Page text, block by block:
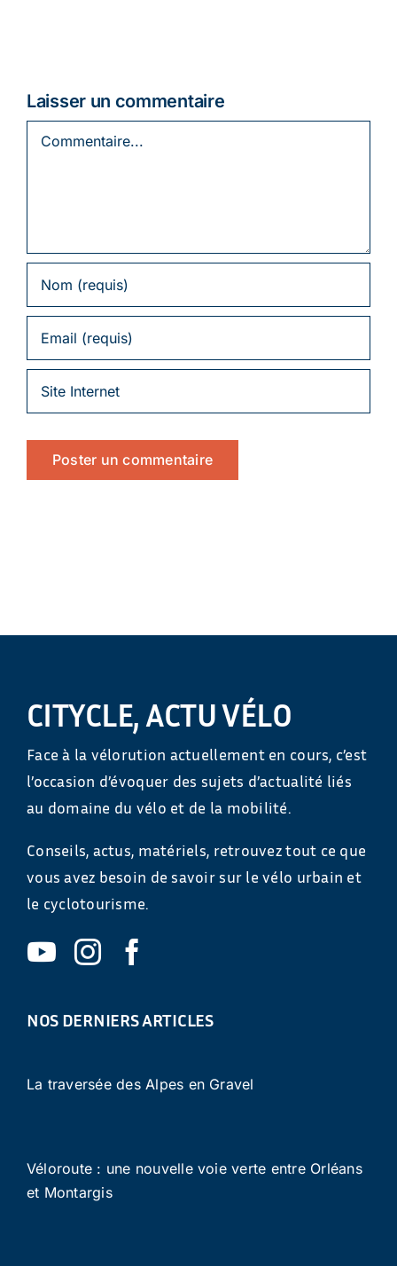
Laisser un commentaire
CITYCLE, ACTU VÉLO
Face à la vélorution actuellement en cours, c’est
l’occasion d’évoquer des sujets d’actualité liés
au domaine du vélo et de la mobilité.
Conseils, actus, matériels, retrouvez tout ce que
vous avez besoin de savoir sur le vélo urbain et
le cyclotourisme.
NOS DERNIERS ARTICLES
La traversée des Alpes en Gravel
Véloroute : une nouvelle voie verte entre Orléans
et Montargis